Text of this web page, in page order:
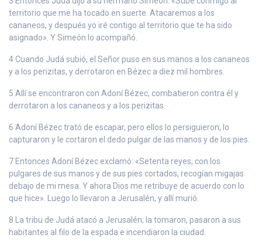
territorio que me ha tocado en suerte. Atacaremos a los
cananeos, y después yo iré contigo al territorio que te ha sido
asignado». Y Simeón lo acompañó.
4 Cuando Judá subió, el Señor puso en sus manos a los cananeos
y a los perizitas, y derrotaron en Bézec a diez mil hombres.
5 Allí se encontraron con Adoní Bézec, combatieron contra él y
derrotaron a los cananeos y a los perizitas.
6 Adoní Bézec trató de escapar, pero ellos lo persiguieron, lo
capturaron y le cortaron el dedo pulgar de las manos y de los pies.
7 Entonces Adoní Bézec exclamó: «Setenta reyes, con los
pulgares de sus manos y de sus pies cortados, recogían migajas
debajo de mi mesa. Y ahora Dios me retribuye de acuerdo con lo
que hice». Luego lo llevaron a Jerusalén, y allí murió.
8 La tribu de Judá atacó a Jerusalén; la tomaron, pasaron a sus
habitantes al filo de la espada e incendiaron la ciudad.